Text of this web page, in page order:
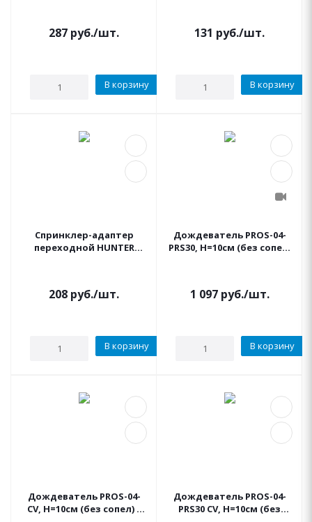
287 руб./шт.
В корзину
131 руб./шт.
В корзину
Спринклер-адаптер
переходной HUNTER
208 руб./шт.
В корзину
Дождеватель PROS-04-
PRS30, Н=10см (без сопел)
1 097руб./шт.
В корзину
Дождеватель PROS-04-
CV, Н=10см (без сопел) с
Дождеватель PROS-04-
PRS30 CV, Н=10см (без